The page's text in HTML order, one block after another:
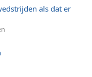
als dat er